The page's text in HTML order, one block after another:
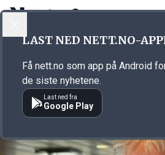
Annonsørinnhold
LAST NED NETT.NO-
Få nett.no som app på Android
de siste nyhetene.
Last ned fra
Google Play